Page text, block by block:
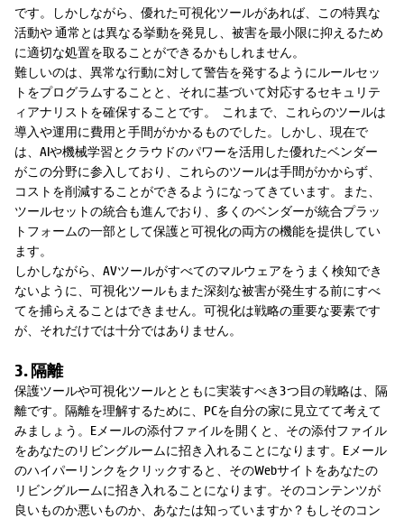
です。しかしながら、優れた可視化ツールがあれば、この特異な
活動や 通常とは異なる挙動を発見し、被害を最小限に抑えるため
に適切な処置を取ることができるかもしれません。
難しいのは、異常な行動に対して警告を発するようにルールセッ
トをプログラムすることと、それに基づいて対応するセキュリテ
ィアナリストを確保することです。 これまで、これらのツールは
導入や運用に費用と手間がかかるものでした。しかし、現在で
は、AIや機械学習とクラウドのパワーを活用した優れたベンダー
がこの分野に参入しており、これらのツールは手間がかからず、
コストを削減することができるようになってきています。また、
ツールセットの統合も進んでおり、多くのベンダーが統合プラッ
トフォームの一部として保護と可視化の両方の機能を提供してい
ます。
しかしながら、AVツールがすべてのマルウェアをうまく検知でき
ないように、可視化ツールもまた深刻な被害が発生する前にすべ
てを捕らえることはできません。可視化は戦略の重要な要素です
が、それだけでは十分ではありません。
3. 隔離
保護ツールや可視化ツールとともに実装すべき3つ目の戦略は、隔
離です。隔離を理解するために、PCを自分の家に見立てて考えて
みましょう。Eメールの添付ファイルを開くと、その添付ファイル
をあなたのリビングルームに招き入れることになります。Eメール
のハイパーリンクをクリックすると、そのWebサイトをあなたの
リビングルームに招き入れることになります。そのコンテンツが
良いものか悪いものか、あなたは知っていますか？もしそのコン